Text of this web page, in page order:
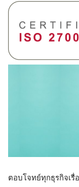
ตอบโจทย์ทุกธุรกิจเรื่